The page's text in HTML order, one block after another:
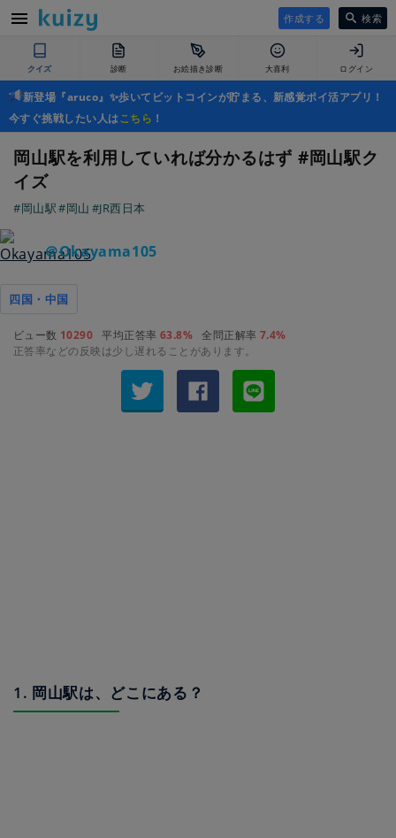
作成する 検索
クイズ 診断 お絵描き診断 大喜利 ログイン
新登場『aruco』✨歩いてビットコインが貯まる、新感覚ポイ活アプリ！
今すぐ挑戦したい人はこちら ！
岡山駅を利用していれば分かるはず #岡山駅ク
イズ
#岡山駅#岡山 #JR西日本
＠Okayama105
四国・中国
ビュー数 10290 平均正答率 63.8% 全問正解率 7.4%
正答率などの反映は少し遅れることがあります。
1. 岡山駅は、どこにある？